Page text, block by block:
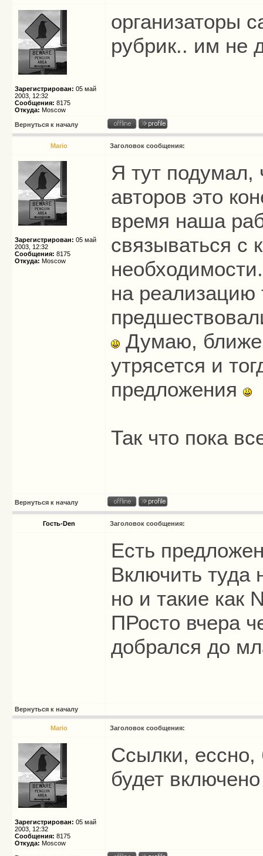
Зарегистрирован: 05 май
2003, 12:32
Сообщения: 8175
Откуда: Moscow
организаторы
рубрик.. им не
Вернуться к началу
Mario Заголовок сообщения:
Зарегистрирован: 05 май
2003, 12:32
Сообщения: 8175
Откуда: Moscow
Я тут подумал,
авторов это
время наша
связываться с
на реализацию
Думаю, ближе
утрясется и
предложения
Так что пока
Вернуться к началу
Гость-Den Заголовок сообщения:
Есть
Включить туда
но и такие как
ПРосто вчера
добрался до
Вернуться к началу
Mario Заголовок сообщения:
Зарегистрирован: 05 май
2003, 12:32
Сообщения: 8175
Откуда: Moscow
Ссылки, ессно,
будет